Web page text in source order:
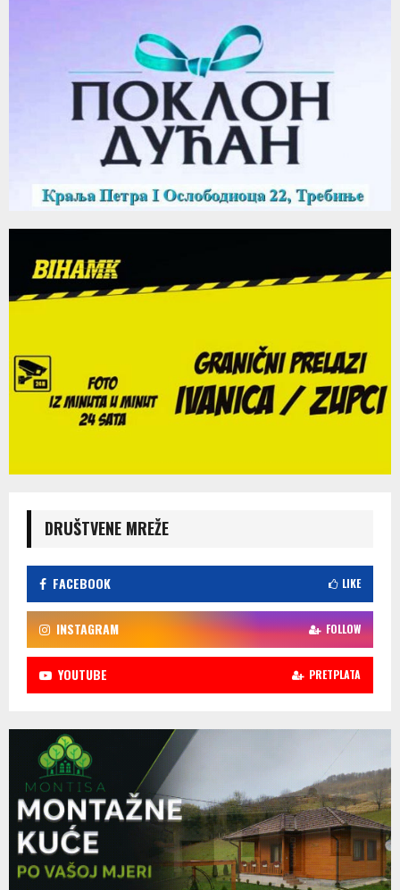
DRUŠTVENE MREŽE
FACEBOOK LIKE
INSTAGRAM FOLLOW
YOUTUBE PRETPLATA